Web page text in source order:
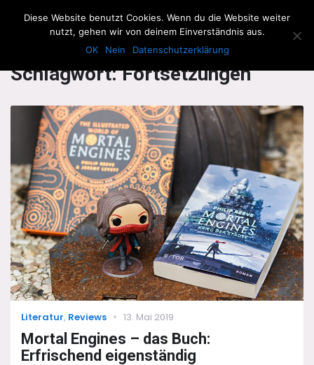
The Howling Men
Schlagwort:Fortsetzungen
Categories
Literatur, Reviews
Posted
13. Mai 2019
Mortal Engines – das Buch:
Erfrischend eigenständig
Diese Website benutzt Cookies. Wenn du die Website weiter
nutzt, gehen wir von deinem Einverständnis aus.
OK
Nein Datenschutzerklärung